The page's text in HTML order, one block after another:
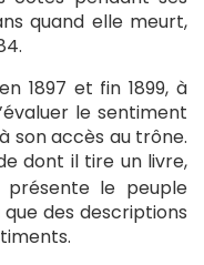
quand elle meurt,
1897 et fin 1899, à
le sentiment
son accès au trône.
dont il tire un livre,
le peuple
des descriptions